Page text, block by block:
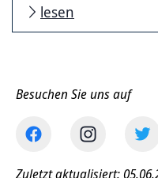
lesen
Besuchen Sie uns auf
Zuletzt aktualisiert: